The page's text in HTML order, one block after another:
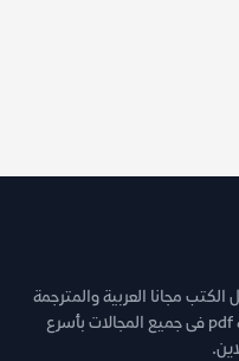
مجانا العربية والمترجمة
والروايات والقصص وغيرها من كتب مجانية pdf فى جميع المجالات بأسرع